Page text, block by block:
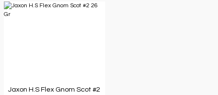
Jaxon H.S Flex Gnom Scot #2